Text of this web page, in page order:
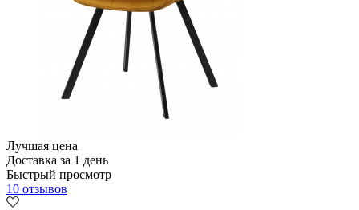
Лучшая цена
Доставка за 1 день
Быстрый просмотр
10 отзывов